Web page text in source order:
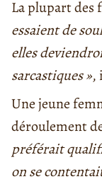
La plupart des
essaient de
elles
sarcastiques »,
Une jeune
déroulement
préférait
on se